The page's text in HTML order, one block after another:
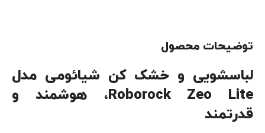
توضیحات محصول
لباسشویی و خشک کن شیائومی مدل
Roborock Zeo Lite، هوشمند و
قدرتمند